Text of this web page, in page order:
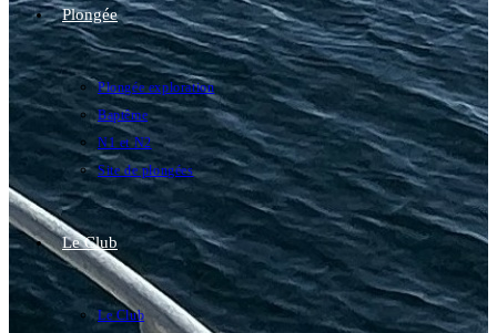
Plongée
Plongée exploration
Baptême
N1 et N2
Site de plongées
Le Club
Le Club